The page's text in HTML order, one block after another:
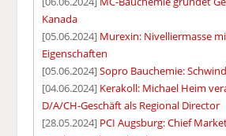
Kanada
[05.06.2024] Murexin: Nivelliermasse
Eigenschaften
[05.06.2024]Sopro Bauchemie:
[04.06.2024] Kerakoll: Michael Heim
D/A/CH-Geschäft als Regional Director
[28.05.2024] PCI Augsburg: Chief